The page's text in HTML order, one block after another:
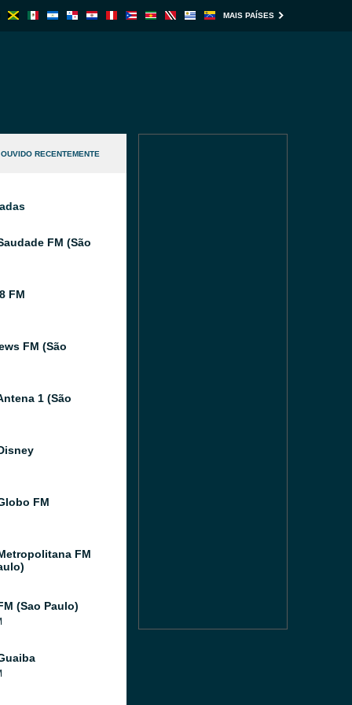
MAIS PAÍSES
OUVIDO RECENTEMENTE
FM (São
FM
FM (São
1 (São
FM
FM
(Sao Paulo)